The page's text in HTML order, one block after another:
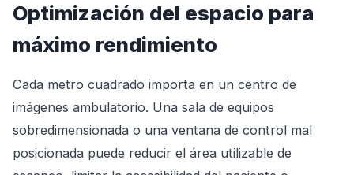
Optimización del espacio para
máximo rendimiento
Cada metro cuadrado importa en un centro de
imágenes ambulatorio. Una sala de equipos
sobredimensionada o una ventana de control mal
posicionada puede reducir el área utilizable de